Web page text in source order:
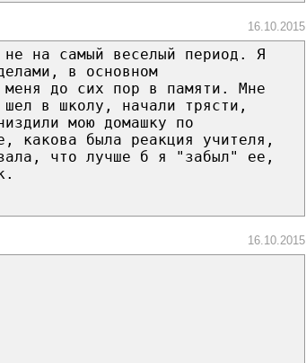
16.10.2015
на самый веселый период. Я
в основном
меня до сих пор в памяти. Мне
в школу, начали трясти,
мою домашку по
какова была реакция учителя,
что лучше б я "забыл" ее,
16.10.2015